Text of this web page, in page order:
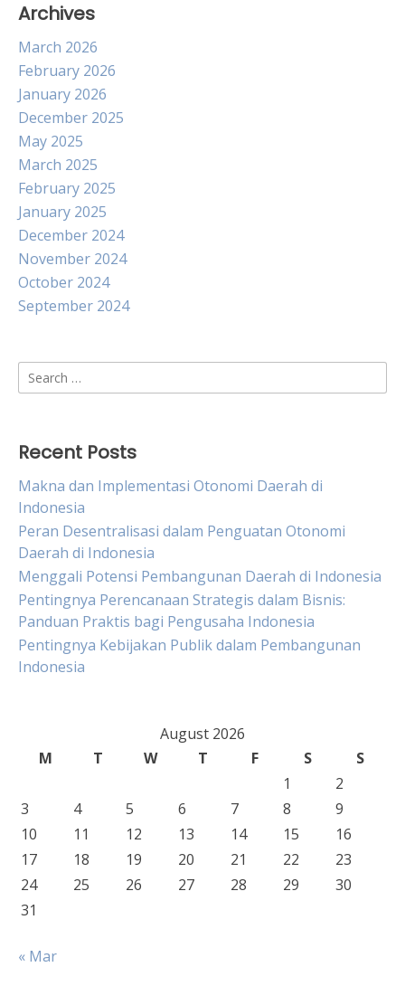
Archives
March 2026
February 2026
January 2026
December 2025
May 2025
March 2025
February 2025
January 2025
December 2024
November 2024
October 2024
September 2024
Search
for:
Recent Posts
Makna dan Implementasi Otonomi Daerah di
Indonesia
Peran Desentralisasi dalam Penguatan Otonomi
Daerah di Indonesia
Menggali Potensi Pembangunan Daerah di Indonesia
Pentingnya Perencanaan Strategis dalam Bisnis:
Panduan Praktis bagi Pengusaha Indonesia
Pentingnya Kebijakan Publik dalam Pembangunan
Indonesia
August 2026
M
T W T F S
S
1
2
3
4 5 6 7 8
9
10
11 12 13 14 15
16
17
18 19 20 21 22
23
24
25 26 27 28 29
30
31
« Mar